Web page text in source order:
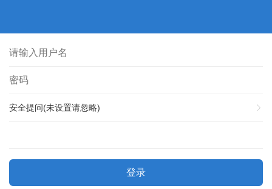
安全提问(未设置请忽略)
登录